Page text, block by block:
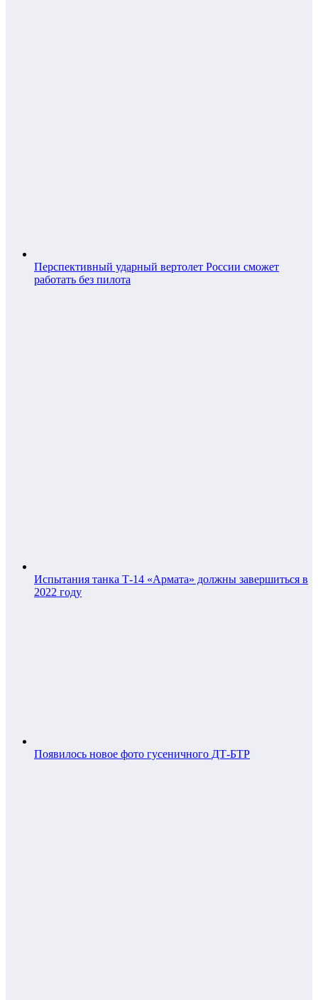
Перспективный ударный вертолет России сможет
работать без пилота
Испытания танка Т-14 «Армата» должны завершиться в
2022 году
Появилось новое фото гусеничного ДТ-БТР